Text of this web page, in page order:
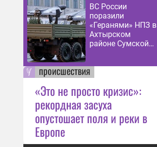
ВС России
поразили
«Геранями» НПЗ в
Ахтырском
районе Сумской
происшествия
«Это не просто кризис»:
рекордная засуха
опустошает поля и реки в
Европе